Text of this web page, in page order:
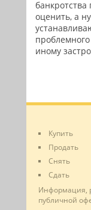
оценить, а
иному
Купить
Продать
Снять
Сдать
Информация,
публичной